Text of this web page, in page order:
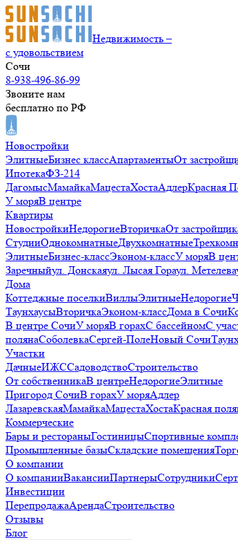
Недвижимость –
с удовольствием
Сочи
8-938-496-86-99
Звоните нам
бесплатно по РФ
Новостройки
ЭлитныеБизнес классАпартаментыОт
ИпотекаФЗ-214
ДагомысМамайкаМацестаХостаАдлерКрасная
У моряВ центре
Квартиры
НовостройкиНедорогиеВторичкаОт
СтудииОднокомнатныеДвухкомнатные
ЭлитныеБизнес-классЭконом-классУ моряВ
Заречныйул. Донскаяул. Лысая Гораул. Метелева
Дома
Коттеджные поселкиВиллыЭлитныеНедорогие
ТаунхаусыВторичкаЭконом-классДома в Сочи
В центре СочиУ моряВ горахС бассейномС
полянаСоболевкаСергей-ПолеНовый Сочи
Участки
ДачныеИЖССадоводствоСтроительство
От собственникаВ центреНедорогиеЭлитные
Пригород СочиВ горахУ моряАдлер
ЛазаревскаяМамайкаМацестаХостаКрасная
Коммерческие
Бары и рестораныГостиницыСпортивные
Промышленные базыСкладские помещения
О компании
О компанииВакансииПартнерыСотрудники
Инвестиции
ПерепродажаАрендаСтроительство
Отзывы
Блог